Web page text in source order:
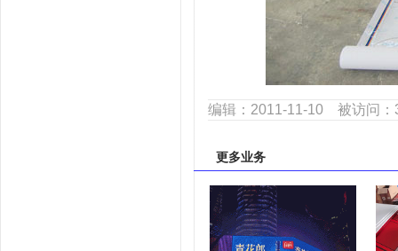
编辑：2011-11-10 被访问
更多业务